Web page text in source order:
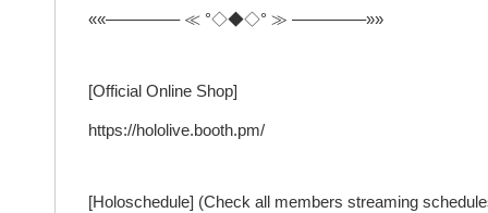
««————– ≪ °◇◆◇° ≫ ————–»»
[Official Online Shop]
https://hololive.booth.pm/
[Holoschedule] (Check all members streaming